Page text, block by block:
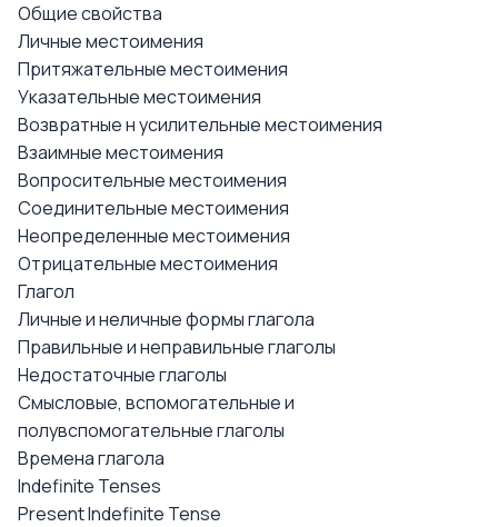
Общие свойства
Личные местоимения
Притяжательные местоимения
Указательные местоимения
Возвратные н усилительные местоимения
Взаимные местоимения
Вопросительные местоимения
Соединительные местоимения
Неопределенные местоимения
Отрицательные местоимения
Глагол
Личные и неличные формы глагола
Правильные и неправильные глаголы
Недостаточные глаголы
Смысловые, вспомогательные и
полувспомогательные глаголы
Времена глагола
Indefinite Tenses
Present Indefinite Tense